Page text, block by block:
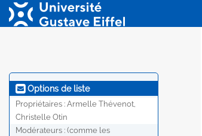
Options de liste
Propriétaires : Armelle Thévenot,
Christelle Otin
Modérateurs : (comme les